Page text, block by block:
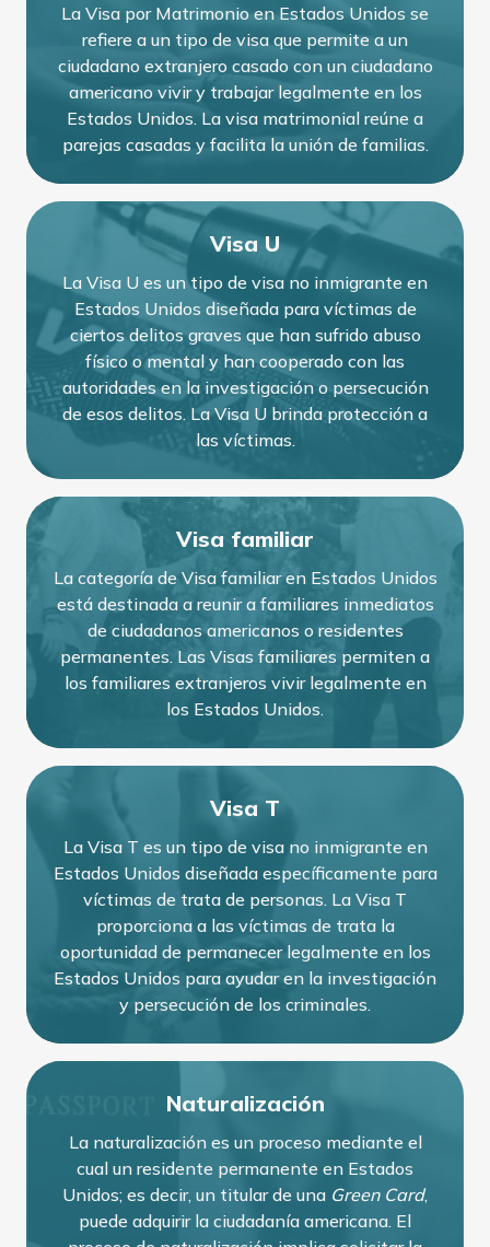
La Visa por Matrimonio en Estados Unidos se
refiere a un tipo de visa que permite a un
ciudadano extranjero casado con un ciudadano
americano vivir y trabajar legalmente en los
Estados Unidos. La visa matrimonial reúne a
parejas casadas y facilita la unión de familias.
Visa U
La Visa U es un tipo de visa no inmigrante en
Estados Unidos diseñada para víctimas de
ciertos delitos graves que han sufrido abuso
físico o mental y han cooperado con las
autoridades en la investigación o persecución
de esos delitos. La Visa U brinda protección a
las víctimas.
Visa familiar
La categoría de Visa familiar en Estados Unidos
está destinada a reunir a familiares inmediatos
de ciudadanos americanos o residentes
permanentes. Las Visas familiares permiten a
los familiares extranjeros vivir legalmente en
los Estados Unidos.
Visa T
La Visa T es un tipo de visa no inmigrante en
Estados Unidos diseñada específicamente para
víctimas de trata de personas. La Visa T
proporciona a las víctimas de trata la
oportunidad de permanecer legalmente en los
Estados Unidos para ayudar en la investigación
y persecución de los criminales.
Naturalización
La naturalización es un proceso mediante el
cual un residente permanente en Estados
Unidos; es decir, un titular de una Green Card,
puede adquirir la ciudadanía americana. El